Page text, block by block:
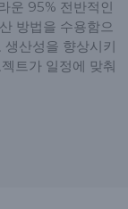
운 95% 전반적인
방법을 수용함으
산성을 향상시키
트가 일정에 맞춰